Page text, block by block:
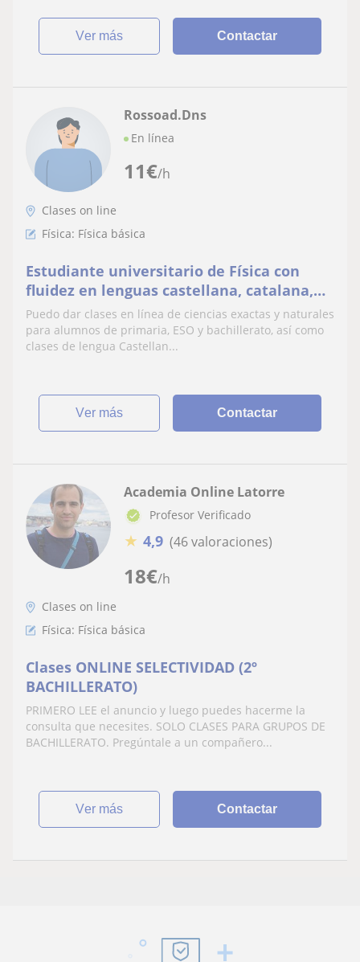
ver más Contactar
11€/h
Rossoad.Dns
En línea
Clases on line
Física: Física básica
Estudiante universitario de Física con
fluidez en lenguas castellana, catalana,
inglesa y rusa.
Puedo dar clases en línea de ciencias exactas y naturales
para alumnos de primaria, ESO y bachillerato, así como
clases de lengua Castellan...
ver más Contactar
18€/h
Academia Online Latorre
Profesor Verificado
★ 4,9 (46 valoraciones)
Clases on line
Física: Física básica
Clases ONLINE SELECTIVIDAD (2º
BACHILLERATO)
PRIMERO LEE el anuncio y luego puedes hacerme la
consulta que necesites. SOLO CLASES PARA GRUPOS DE
BACHILLERATO. Pregúntale a un compañero...
ver más Contactar